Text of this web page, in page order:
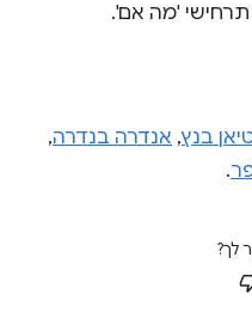
תרחישי 'מה אם'.
בנץ, אנדרה בנדרה,
.
לך?